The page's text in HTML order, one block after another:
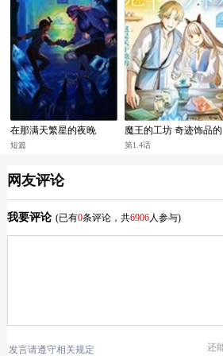
在那满天繁星的夜晚
短篇
魔王的工坊 奇迹饰品的
制作方法
第1.4话
网友评论
我要评论 (已有0条评论，共6906人参与)
发言请遵守相关规定 还